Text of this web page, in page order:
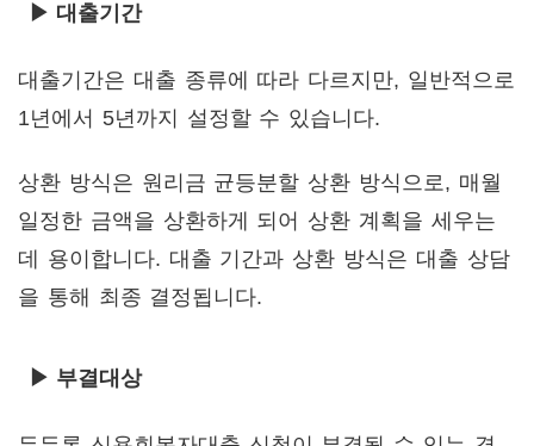
▶ 대출기간
대출기간은 대출 종류에 따라 다르지만, 일반적으로
1년에서 5년까지 설정할 수 있습니다.
상환 방식은 원리금 균등분할 상환 방식으로, 매월
일정한 금액을 상환하게 되어 상환 계획을 세우는
데 용이합니다. 대출 기간과 상환 방식은 대출 상담
을 통해 최종 결정됩니다.
▶ 부결대상